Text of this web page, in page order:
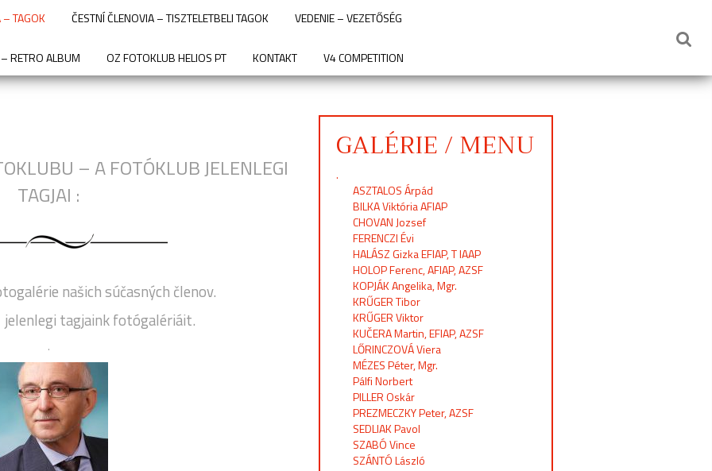
– TAGOK ČESTNÍ ČLENOVIA – TISZTELETBELI TAGOK VEDENIE – VEZETŐSÉG
RETRO ALBUM OZ FOTOKLUB HELIOS PT KONTAKT V4 COMPETITION
– A FOTÓKLUB JELENLEGI
TAGJAI :
našich súčasných členov.
tagjaink fotógalériáit.
.
GALÉRIE / MENU
.
ASZTALOS Árpád
BILKA Viktória AFIAP
CHOVAN Jozsef
FERENCZI Évi
HALÁSZ Gizka EFIAP, T IAAP
HOLOP Ferenc, AFIAP, AZSF
KOPJÁK Angelika, Mgr.
KRŰGER Tibor
KRŰGER Viktor
KUČERA Martin, EFIAP, AZSF
LŐRINCZOVÁ Viera
MÉZES Péter, Mgr.
Pálfi Norbert
PILLER Oskár
PREZMECZKY Peter, AZSF
SEDLIAK Pavol
SZABÓ Vince
SZÁNTÓ László